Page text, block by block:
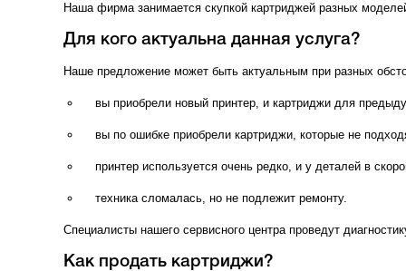
Наша фирма занимается скупкой картриджей разных
Для кого актуальна данная услуга?
Наше предложение может быть актуальным при разных
вы приобрели новый принтер, и картриджи для
вы по ошибке приобрели картриджи, которые не
принтер используется очень редко, и у деталей в
техника сломалась, но не подлежит ремонту.
Специалисты нашего сервисного центра проведут
Как продать картриджи?